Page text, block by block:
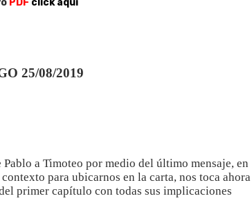
PDF click aquí
25/08/2019
a Timoteo por medio del último mensaje, en
para ubicarnos en la carta, nos toca ahora
primer capítulo con todas sus implicaciones